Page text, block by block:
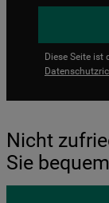
Diese Seite ist
Nicht
Sie